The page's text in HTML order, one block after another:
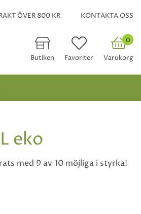
ÖVER 800 KR KONTAKTA OSS
Butiken Favoriter
0
Varukorg
eko
med 9 av 10 möjliga i styrka!